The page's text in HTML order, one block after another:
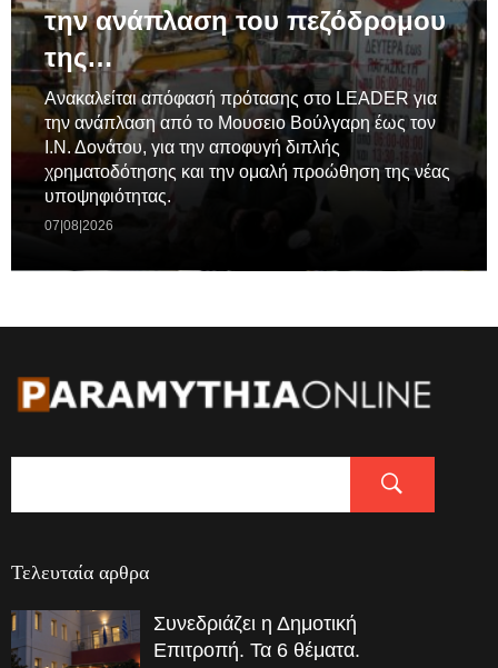
την ανάπλαση του πεζόδρομου
της…
Ανακαλείται απόφασή πρότασης στο LEADER για
την ανάπλαση από το Μουσειο Βούλγαρη έως τον
Ι.Ν. Δονάτου, για την αποφυγή διπλής
χρηματοδότησης και την ομαλή προώθηση της νέας
υποψηφιότητας.
07|08|2026
Τελευταία αρθρα
Συνεδριάζει η Δημοτική
Επιτροπή. Τα 6 θέματα.